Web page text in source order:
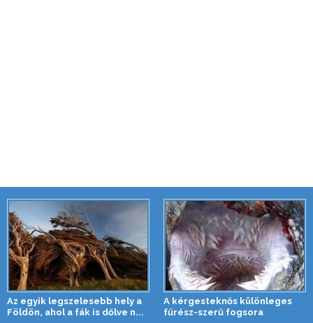
Az egyik legszelesebb hely a
Földön, ahol a fák is dőlve n...
A kérgesteknős különleges
fűrész-szerű fogsora